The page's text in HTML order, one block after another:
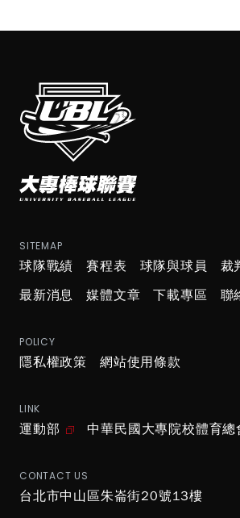
SITEMAP
球隊戰績 賽程表 球隊與球員 裁
最新消息
媒體文章 下載專區 聯
POLICY
隱私權政策 網站使用條款
LINK
運動部 中華民國大專院校體育總
CONTACT US
台北市中山區朱崙街20號13樓